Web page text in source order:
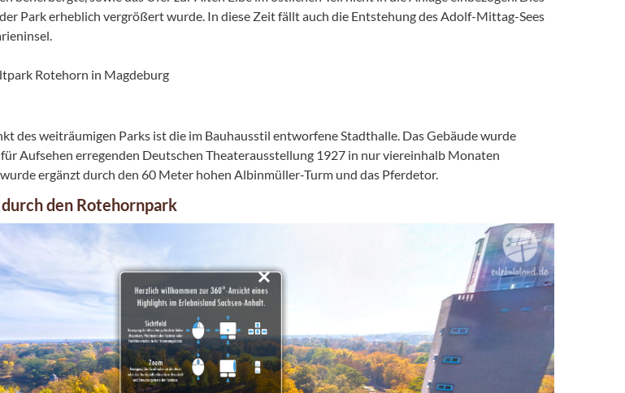
Park erheblich vergrößert wurde. In diese Zeit fällt auch die Entstehung des Adolf-Mittag-Sees
des weiträumigen Parks ist die im Bauhausstil entworfene Stadthalle. Das Gebäude wurde
Aufsehen erregenden Deutschen Theaterausstellung 1927 in nur viereinhalb Monaten
ergänzt durch den 60 Meter hohen Albinmüller-Turm und das Pferdetor.
den Rotehornpark